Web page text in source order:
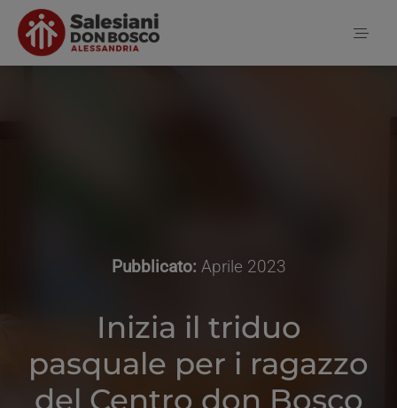
Salta
contenuto
Pubblicato: Aprile 2023
Inizia il triduo
pasquale per i ragazzo
del Centro don Bosco